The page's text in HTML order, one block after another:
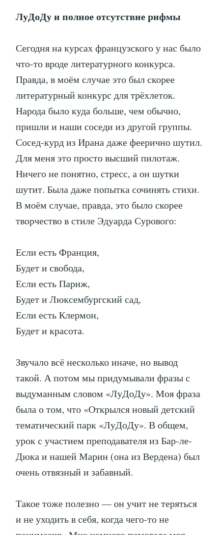
ЛуДоДу и полное отсутствие рифмы
Сегодня на курсах французского у нас было
что-то вроде литературного конкурса.
Правда, в моём случае это был скорее
литературный конкурс для трёхлеток.
Народа было куда больше, чем обычно,
пришли и наши соседи из другой группы.
Сосед-курд из Ирана даже феерично шутил.
Для меня это просто высший пилотаж.
Ничего не понятно, стресс, а он шутки
шутит. Была даже попытка сочинять стихи.
В моём случае, правда, это было скорее
творчество в стиле Эдуарда Сурового:
Если есть Франция,
Будет и свобода,
Если есть Париж,
Будет и Люксембургский сад,
Если есть Клермон,
Будет и красота.
Звучало всё несколько иначе, но вывод
такой. А потом мы придумывали фразы с
выдуманным словом «ЛуДоДу». Моя фраза
была о том, что «Открылся новый детский
тематический парк «ЛуДоДу». В общем,
урок с участием преподавателя из Бар-ле-
Дюка и нашей Марин (она из Вердена) был
очень отвязный и забавный.
Такое тоже полезно — он учит не теряться
и не уходить в себя, когда чего-то не